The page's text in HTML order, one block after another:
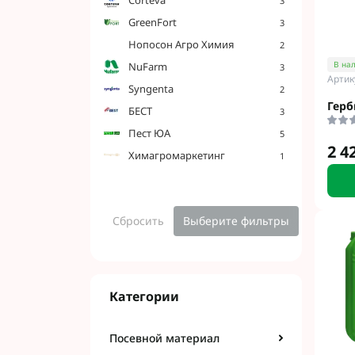
Гербициды Бест
Гербициды
Гербициды
Фунгициды
Фунгициды
Фунгициды для
Фунгициды
Фунгициды
Фунгициды для
Фунгициды
Фунгициды
Фунгициды
Фунгициды Для
Фунгициды
Контактные
Системные
GreenFort 3
Hoпocoн Агро Химия 2
NuFarm 3
Syngenta 2
БЕСТ 3
Пест ЮА 5
Химагромаркетинг 1
Сбросить Выберите фильтры
Категории
Посевной материал
В
2